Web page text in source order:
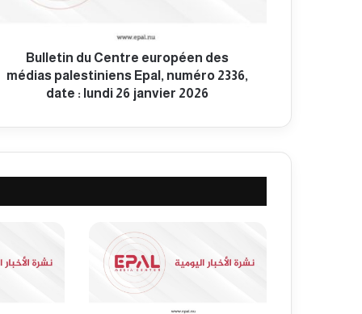
Bulletin du Centre européen des
médias palestiniens Epal, numéro 2336,
date : lundi 26 janvier 2026